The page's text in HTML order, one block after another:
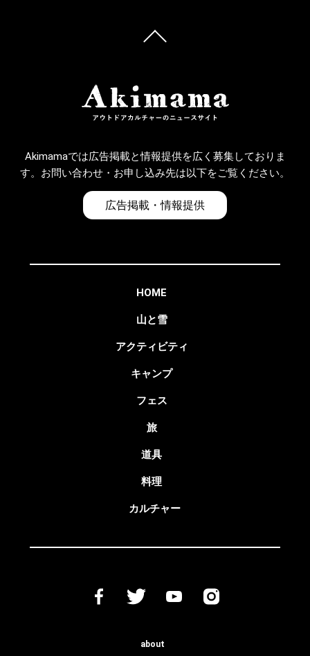
Akimamaでは広告掲載と情報提供を広く募集しておりま
す。お問い合わせ・お申し込み先は以下をご覧ください。
広告掲載・情報提供
HOME
山と雪
アクティビティ
キャンプ
フェス
旅
道具
料理
カルチャー
about